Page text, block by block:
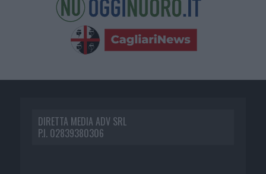
DIRETTA MEDIA ADV SRL
P.I. 02839380306